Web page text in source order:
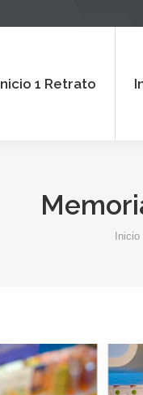
1 Retrato
Inicio
Inicio 2 PUBLI